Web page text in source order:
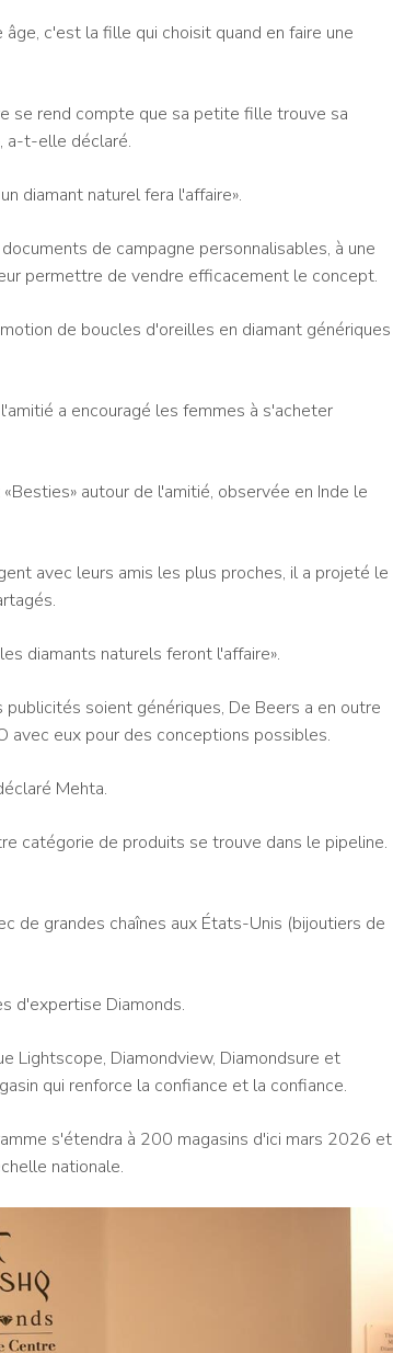
c'est la fille qui choisit quand en faire une
se rend compte que sa petite fille trouve sa
a-t-elle déclaré.
diamant naturel fera l'affaire».
de campagne personnalisables, à une
permettre de vendre efficacement le concept.
de boucles d'oreilles en diamant génériques
a encouragé les femmes à s'acheter
autour de l'amitié, observée en Inde le
avec leurs amis les plus proches, il a projeté le
diamants naturels feront l'affaire».
soient génériques, De Beers a en outre
eux pour des conceptions possibles.
Mehta.
catégorie de produits se trouve dans le pipeline.
de grandes chaînes aux États-Unis (bijoutiers de
d'expertise Diamonds.
Lightscope, Diamondview, Diamondsure et
qui renforce la confiance et la confiance.
s'étendra à 200 magasins d'ici mars 2026 et
nationale.